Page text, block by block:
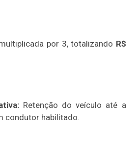
por 3, totalizando R$
Retenção do veículo até a
condutor habilitado.